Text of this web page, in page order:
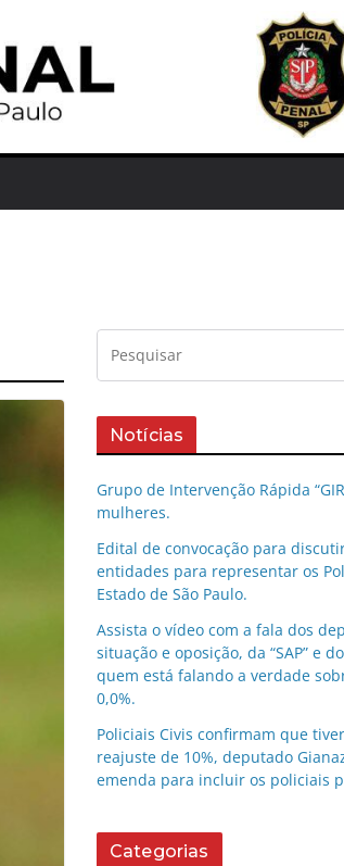
Notícias
Grupo de Intervenção Rápida
mulheres.
Edital de convocação para
entidades para representar os
Estado de São Paulo.
Assista o vídeo com a fala dos
situação e oposição, da “SAP” e
quem está falando a verdade
0,0%.
Policiais Civis confirmam que
reajuste de 10%, deputado
emenda para incluir os policiais
Categorias